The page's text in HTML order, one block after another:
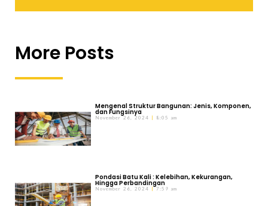
More Posts
Mengenal Struktur Bangunan: Jenis, Komponen,
dan Fungsinya
November 26, 2024 8:05 am
Pondasi Batu Kali : Kelebihan, Kekurangan,
Hingga Perbandingan
November 26, 2024 7:59 am